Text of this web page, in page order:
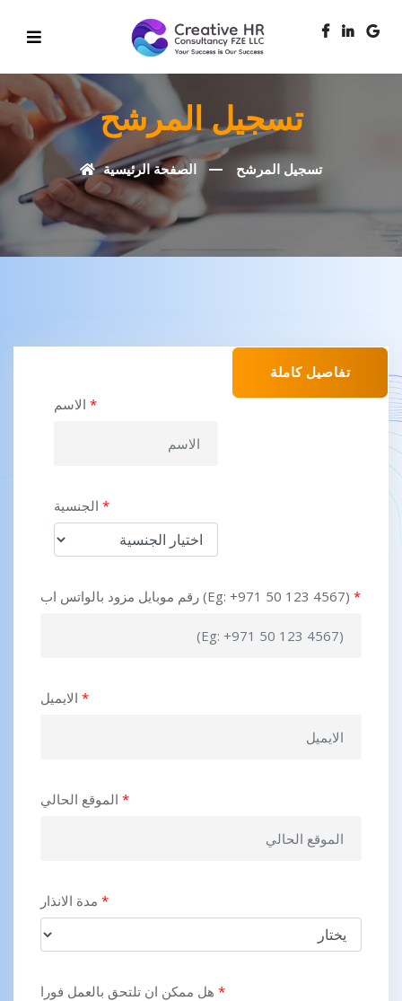
تسجيل المرشح
الصفحة الرئيسية تسجيل المرشح
تفاصيل كاملة
*
*
رقم موبايل مزود بالواتس اب (Eg: +971 50 123 4567) *
*
*
*
*